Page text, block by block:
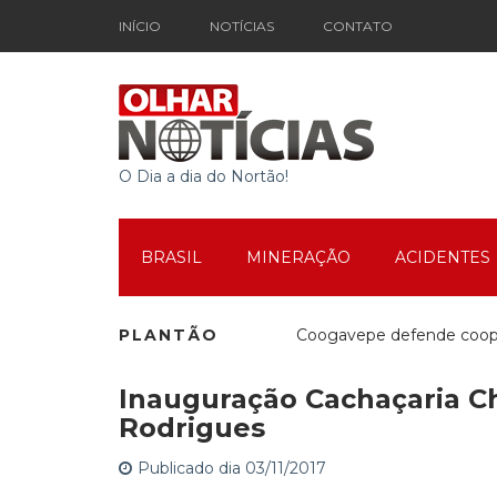
INÍCIO NOTÍCIAS CONTATO
O Dia a dia do Nortão!
BRASIL MINERAÇÃO ACIDENTES
PLANTÃO Coogavepe defende
Mutirão Social em
Inauguração Cachaçaria
Rodrigues
Publicado dia 03/11/2017